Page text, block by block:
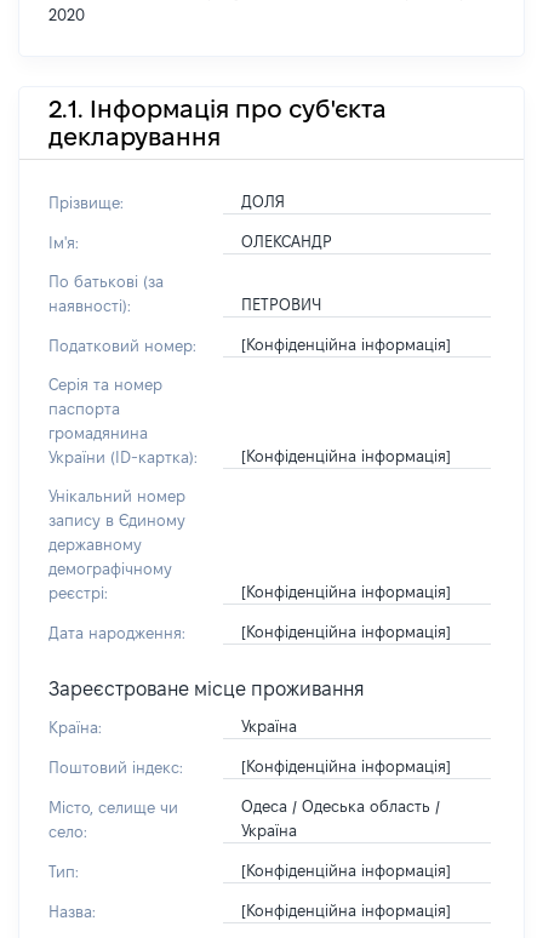
2020
2.1. Інформація про суб'єкта
декларування
Прізвище: ДОЛЯ
Ім'я: ОЛЕКСАНДР
По батькові (за
наявності):
ПЕТРОВИЧ
Податковий номер: [Конфіденційна інформація]
Серія та номер
паспорта
громадянина
України (ID-картка):
[Конфіденційна інформація]
Унікальний номер
запису в Єдиному
державному
демографічному
реєстрі:
[Конфіденційна інформація]
Дата народження: [Конфіденційна інформація]
Зареєстроване місце проживання
Країна: Україна
Поштовий індекс: [Конфіденційна інформація]
Місто, селище чи
село:
Одеса / Одеська область /
Україна
Тип: [Конфіденційна інформація]
Назва: [Конфіденційна інформація]